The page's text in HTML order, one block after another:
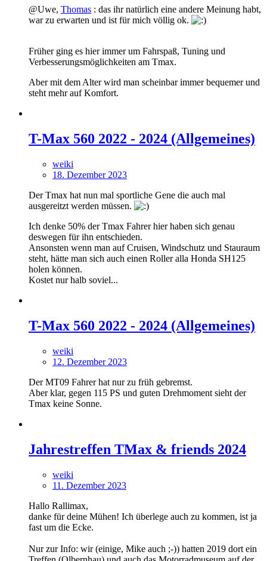
@Uwe, Thomas : das ihr natürlich eine andere Meinung habt,
war zu erwarten und ist für mich völlig ok.
Früher ging es hier immer um Fahrspaß, Tuning und
Verbesserungsmöglichkeiten am Tmax.
Aber mit dem Alter wird man scheinbar immer bequemer und
steht mehr auf Komfort.
T-Max 560 2022 - 2024 (Allgemeines)
weiki
18. Dezember 2023
Der Tmax hat nun mal sportliche Gene die auch mal
ausgereitzt werden müssen.
Ich denke 50% der Tmax Fahrer hier haben sich genau
deswegen für ihn entschieden.
Ansonsten wenn man auf Cruisen, Windschutz und Stauraum
steht, hätte man sich auch einen Roller alla Honda SH125
holen können.
Kostet nur halb soviel...
T-Max 560 2022 - 2024 (Allgemeines)
weiki
12. Dezember 2023
Der MT09 Fahrer hat nur zu früh gebremst.
Aber klar, gegen 115 PS und guten Drehmoment sieht der
Tmax keine Sonne.
Jahrestreffen TMax & friends 2024
weiki
11. Dezember 2023
Hallo Rallimax,
danke für deine Mühen! Ich überlege auch zu kommen, ist ja
fast um die Ecke.
Nur zur Info: wir (einige, Mike auch ;-)) hatten 2019 dort ein